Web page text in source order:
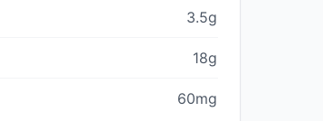
3.5g
18g
60mg